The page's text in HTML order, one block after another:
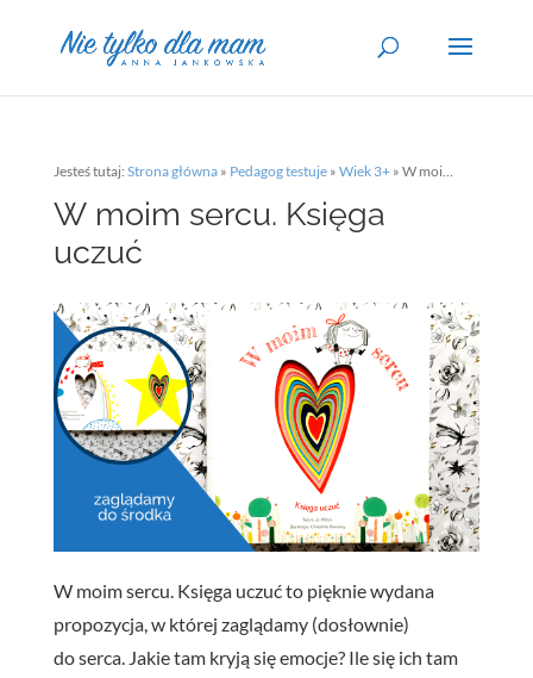
Jesteś tutaj: Strona główna» Pedagog testuje» Wiek 3+» W moim sercu. Księga uczuć
W moim sercu. Księga
uczuć
W moim sercu. Księga uczuć to pięknie wydana
propozycja, w której zaglądamy (dosłownie)
do serca. Jakie tam kryją się emocje? Ile się ich tam